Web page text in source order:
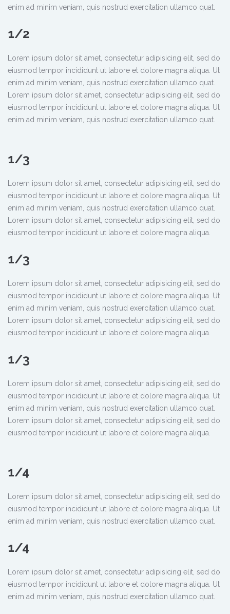
enim ad minim veniam, quis nostrud exercitation ullamco quat.
1/2
Lorem ipsum dolor sit amet, consectetur adipisicing elit, sed do
eiusmod tempor incididunt ut labore et dolore magna aliqua. Ut
enim ad minim veniam, quis nostrud exercitation ullamco quat.
Lorem ipsum dolor sit amet, consectetur adipisicing elit, sed do
eiusmod tempor incididunt ut labore et dolore magna aliqua. Ut
enim ad minim veniam, quis nostrud exercitation ullamco quat.
1/3
Lorem ipsum dolor sit amet, consectetur adipisicing elit, sed do
eiusmod tempor incididunt ut labore et dolore magna aliqua. Ut
enim ad minim veniam, quis nostrud exercitation ullamco quat.
Lorem ipsum dolor sit amet, consectetur adipisicing elit, sed do
eiusmod tempor incididunt ut labore et dolore magna aliqua.
1/3
Lorem ipsum dolor sit amet, consectetur adipisicing elit, sed do
eiusmod tempor incididunt ut labore et dolore magna aliqua. Ut
enim ad minim veniam, quis nostrud exercitation ullamco quat.
Lorem ipsum dolor sit amet, consectetur adipisicing elit, sed do
eiusmod tempor incididunt ut labore et dolore magna aliqua.
1/3
Lorem ipsum dolor sit amet, consectetur adipisicing elit, sed do
eiusmod tempor incididunt ut labore et dolore magna aliqua. Ut
enim ad minim veniam, quis nostrud exercitation ullamco quat.
Lorem ipsum dolor sit amet, consectetur adipisicing elit, sed do
eiusmod tempor incididunt ut labore et dolore magna aliqua.
1/4
Lorem ipsum dolor sit amet, consectetur adipisicing elit, sed do
eiusmod tempor incididunt ut labore et dolore magna aliqua. Ut
enim ad minim veniam, quis nostrud exercitation ullamco quat.
1/4
Lorem ipsum dolor sit amet, consectetur adipisicing elit, sed do
eiusmod tempor incididunt ut labore et dolore magna aliqua. Ut
enim ad minim veniam, quis nostrud exercitation ullamco quat.